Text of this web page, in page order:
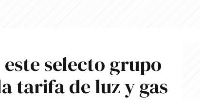
selecto grupo
tarifa de luz y gas